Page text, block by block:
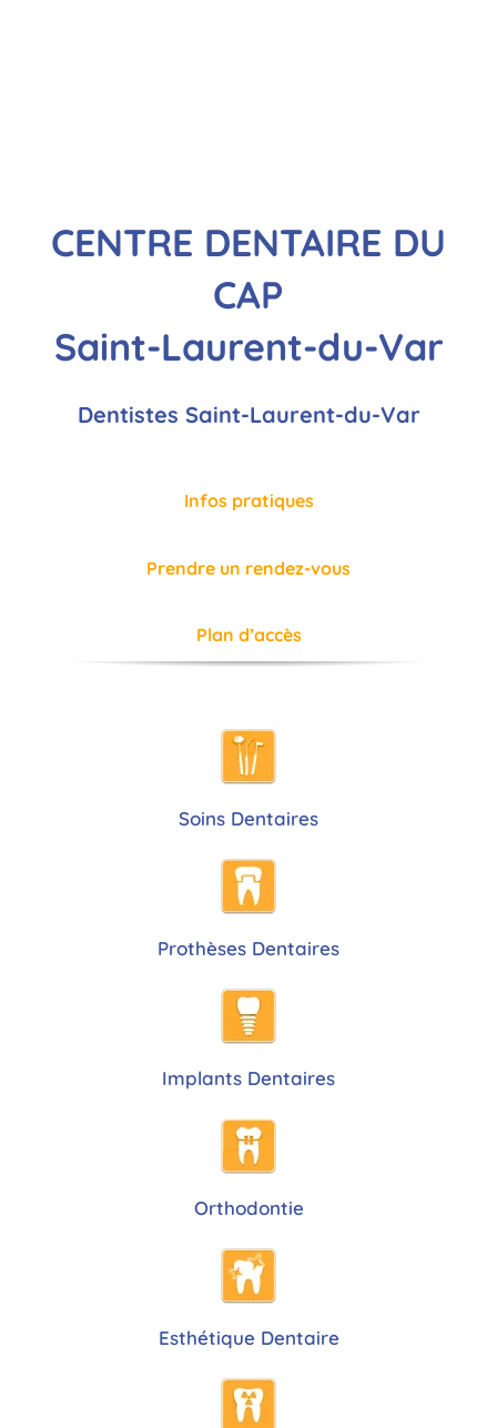
CENTRE DENTAIRE DU
CAP
Saint-Laurent-du-Var
Dentistes Saint-Laurent-du-Var
Infos pratiques
Prendre un rendez-vous
Plan d’accès
Soins Dentaires
Prothèses Dentaires
Implants Dentaires
Orthodontie
Esthétique Dentaire